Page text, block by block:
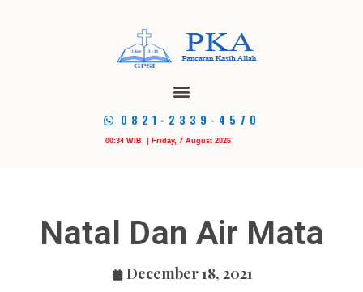
0821-2339-4570
00:34 WIB | Friday, 7 August 2026
Natal Dan Air Mata
December 18, 2021